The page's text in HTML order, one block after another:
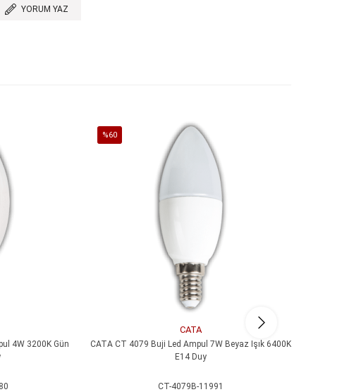
YORUM YAZ
4W 3200K Gün
%60
CATA
CATA CT 4079 Buji Led Ampul 7W Beyaz Işık 6400K
E14 Duy
CT-4079B-11991